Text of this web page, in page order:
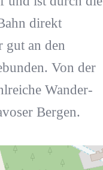
direkt
gut an den
Von der
Wander-
Bergen.